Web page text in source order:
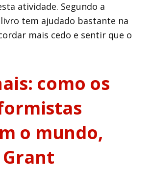
atividade. Segundo a
tem ajudado bastante na
mais cedo e sentir que o
: como os
o mundo,